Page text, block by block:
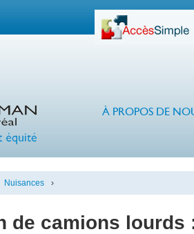
À PROPOS DE
Nuisances ›
de camions lourds